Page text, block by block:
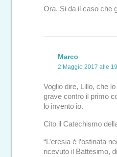
Ora. Si da il caso che
Marco
2 Maggio 2017 alle
Voglio dire, Lillo, che
grave contro il primo
lo invento io.
Cito il Catechismo
“L’eresia è l’ostinata
ricevuto il Battesimo,